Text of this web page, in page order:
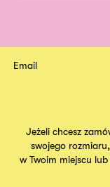
Email
Jeżeli chcesz
swojego
w Twoim miejscu